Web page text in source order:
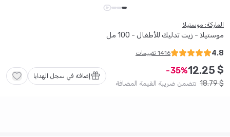
الماركة: موستيلا
موستيلا - زيت تدليك للأطفال - 100 مل
4.8
1416 تقييمات
$
12.25
35
$
18.79 تتضمن ضريبة القيمة المضافة
إضافة في سجل الهدايا